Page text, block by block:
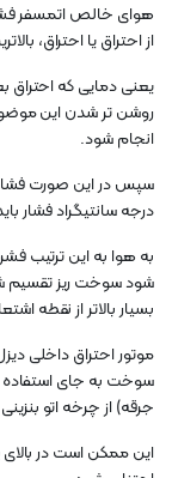
از احتراق یا احتراق،
یعنی دمایی که احتراق
انجام شود.
درجه سانتیگراد فشار
به هوا به این ترتیب
شود سوخت ریز تقسیم
بسیار بالاتر از نقطه
موتور احتراق داخلی
سوخت به جای استفاده
جرقه) از چرخه اتو
این ممکن است در